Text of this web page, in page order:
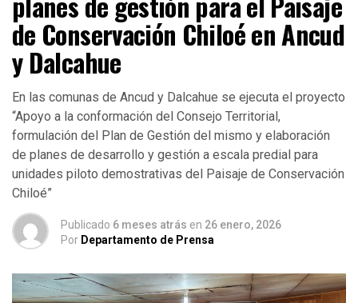
de Conservación Chiloé en Ancud
y Dalcahue
En las comunas de Ancud y Dalcahue se ejecuta el proyecto
“Apoyo a la conformación del Consejo Territorial,
formulación del Plan de Gestión del mismo y elaboración
de planes de desarrollo y gestión a escala predial para
unidades piloto demostrativas del Paisaje de Conservación
Chiloé”
Publicado 6 meses atrás en 26 enero, 2026
Por Departamento de Prensa